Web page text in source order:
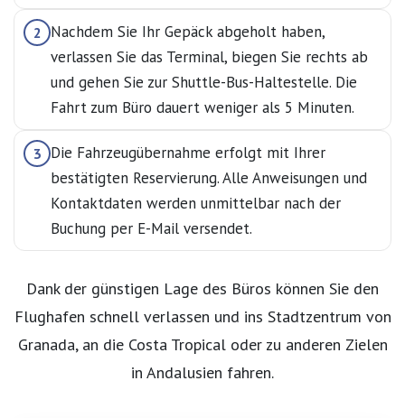
2 Nachdem Sie Ihr Gepäck abgeholt haben,
verlassen Sie das Terminal, biegen Sie rechts ab
und gehen Sie zur Shuttle-Bus-Haltestelle. Die
Fahrt zum Büro dauert weniger als 5 Minuten.
3 Die Fahrzeugübernahme erfolgt mit Ihrer
bestätigten Reservierung. Alle Anweisungen und
Kontaktdaten werden unmittelbar nach der
Buchung per E-Mail versendet.
Dank der günstigen Lage des Büros können Sie den
Flughafen schnell verlassen und ins Stadtzentrum von
Granada, an die Costa Tropical oder zu anderen Zielen
in Andalusien fahren.